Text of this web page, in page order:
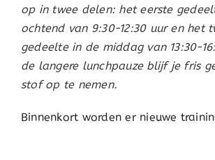
op in twee delen: het eerste
ochtend van 9:30-12:30 uur en het
gedeelte in de middag van 13:30-
de langere lunchpauze blijf je fris
stof op te nemen.
Binnenkort worden er nieuwe